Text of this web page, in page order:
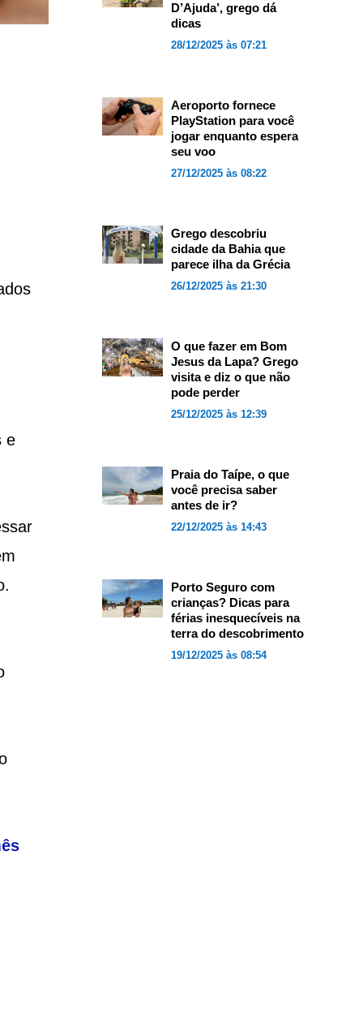
e
D’Ajuda’, grego dá
dicas
28/12/2025 às 07:21
Aeroporto fornece
PlayStation para você
jogar enquanto espera
seu voo
27/12/2025 às 08:22
Grego descobriu
cidade da Bahia que
parece ilha da Grécia
26/12/2025 às 21:30
O que fazer em Bom
Jesus da Lapa? Grego
visita e diz o que não
pode perder
25/12/2025 às 12:39
Praia do Taípe, o que
você precisa saber
antes de ir?
22/12/2025 às 14:43
Porto Seguro com
crianças? Dicas para
férias inesquecíveis na
terra do descobrimento
19/12/2025 às 08:54